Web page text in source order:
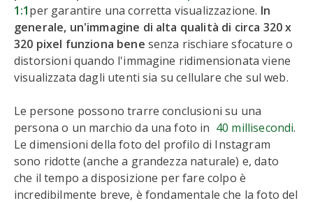
1:1per garantire una corretta visualizzazione. In
generale, un'immagine di alta qualità di circa 320 x
320 pixel funziona bene senza rischiare sfocature o
distorsioni quando l'immagine ridimensionata viene
visualizzata dagli utenti sia su cellulare che sul web.
Le persone possono trarre conclusioni su una
persona o un marchio da una foto in 40 millisecondi.
Le dimensioni della foto del profilo di Instagram
sono ridotte (anche a grandezza naturale) e, dato
che il tempo a disposizione per fare colpo è
incredibilmente breve, è fondamentale che la foto del